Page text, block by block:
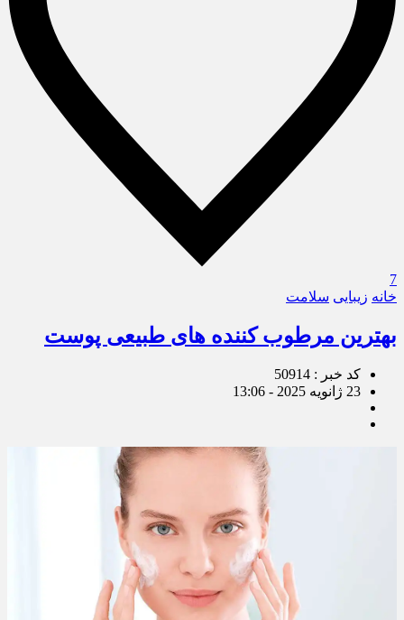
7
خانه زیبایی سلامت
بهترین مرطوب کننده های طبیعی پوست
کد خبر : 50914
23 ژانویه 2025 - 13:06